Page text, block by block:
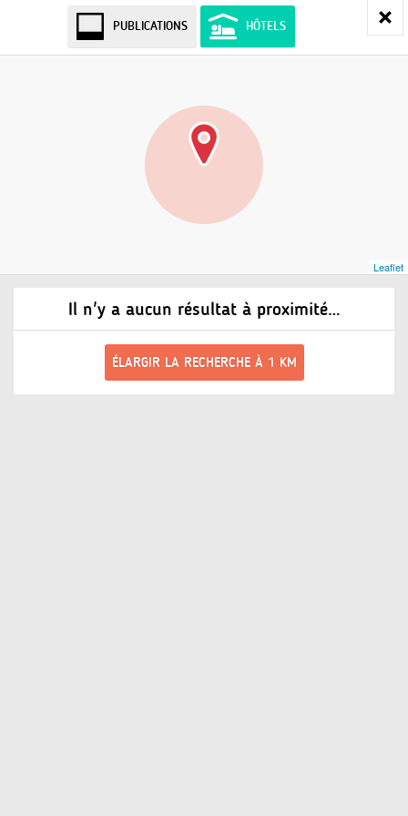
PUBLICATIONS HÔTELS
Il n'y a aucun résultat à proximité…
ÉLARGIR LA RECHERCHE À 1 KM
Leaflet